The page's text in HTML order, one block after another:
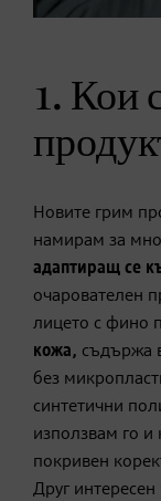
1. Кои
Новите грим
намирам за
адаптиращ се
очарователен
лицето с фино
кожа, съдържа
без
синтетични
използвам го и
покривен
Друг интересен